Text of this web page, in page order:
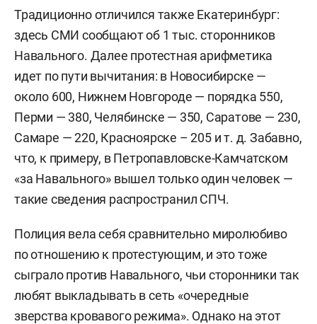
Традиционно отличился также Екатеринбург:
здесь СМИ сообщают об 1 тыс. сторонников
Навального. Далее протестная арифметика
идет по пути вычитания: в Новосибирске —
около 600, Нижнем Новгороде — порядка 550,
Перми — 380, Челябинске — 350, Саратове — 230,
Самаре — 220, Красноярске – 205 и т. д. Забавно,
что, к примеру, в Петропавловске-Камчатском
«за Навального» вышел только один человек —
такие сведения распространил СПЧ.
Полиция вела себя сравнительно миролюбиво
по отношению к протестующим, и это тоже
сыграло против Навального, чьи сторонники так
любят выкладывать в сеть «очередные
зверства кровавого режима». Однако на этот